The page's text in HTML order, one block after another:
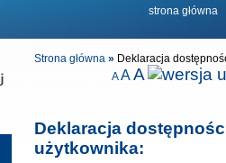
strona główna
Strona główna » Deklaracja
A AA
Deklaracja
użytkownika: